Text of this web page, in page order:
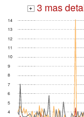
+ 3 mas
4
5
6
7
8
9
10
11
12
13
14